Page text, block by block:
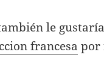
le
francesa por